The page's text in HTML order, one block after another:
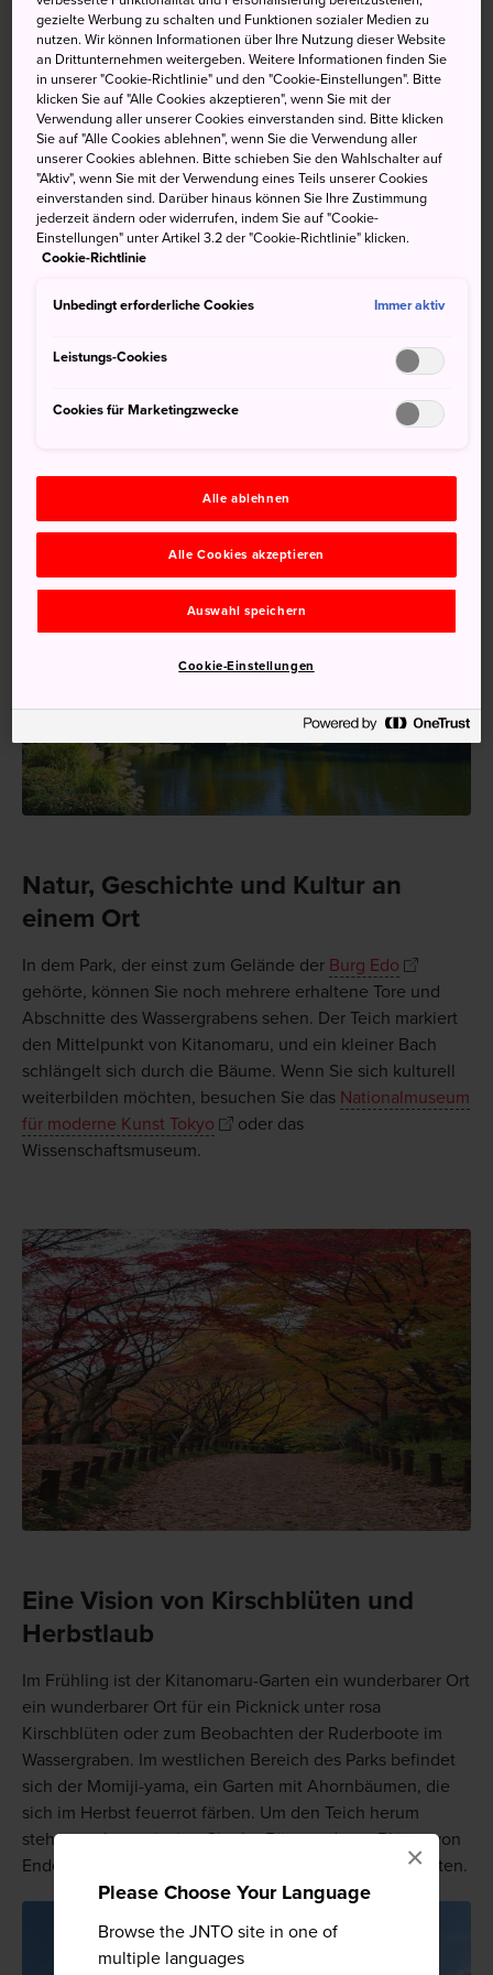
Please Choose Your Language
Browse the JNTO site in one of
multiple languages
×
mächtigen Tokugawa-Clans befand, ist ein wahres
Paradies für Spaziergänger, Liebespaare und Touristen,
seit er 1969 der Öffentlichkeit zugänglich gemacht wurde.
In dem Park befinden sich das Nippon Budokan, das als
Veranstaltungsort für Kampfsportevents und Konzerte
bekannt ist, und unweit davon dasNationalmuseum für
moderne Kunst Tokyo
sowie das Nationale Showa
Memorial Museum.
aus durch das Tayasumon-Tor in den Park. Dieses Tor ist
Kudanshita an den U-Bahnlinien Tozai, Hanzomon und
Natur, Geschichte und Kultur an
einem Ort
In dem Park, der einst zum Gelände der Burg Edo
gehörte, können Sie noch mehrere erhaltene Tore und
Abschnitte des Wassergrabens sehen. Der Teich markiert
den Mittelpunkt von Kitanomaru, und ein kleiner Bach
schlängelt sich durch die Bäume. Wenn Sie sich kulturell
weiterbilden möchten, besuchen Sie das Nationalmuseum
für moderne Kunst Tokyo
oder das
Wissenschaftsmuseum.
Eine Vision von Kirschblüten und
Herbstlaub
Im Frühling ist der Kitanomaru-Garten ein wunderbarer Ort
ein wunderbarer Ort für ein Picknick unter rosa
Kirschblüten oder zum Beobachten der Ruderboote im
Wassergraben. Im westlichen Bereich des Parks befindet
sich der Momiji-yama, ein Garten mit Ahornbäumen, die
sich im Herbst feuerrot färben. Um den Teich herum
stehen mehrere riesige Gingko-Bäume, deren Blätter von
Ende November bis Anfang Dezember goldgelb leuchten.
gezielte Werbung zu schalten und Funktionen sozialer Medien zu
nutzen. Wir können Informationen über Ihre Nutzung dieser Website
an Drittunternehmen weitergeben. Weitere Informationen finden Sie
in unserer "Cookie-Richtlinie" und den "Cookie-Einstellungen". Bitte
klicken Sie auf "Alle Cookies akzeptieren", wenn Sie mit der
Verwendung aller unserer Cookies einverstanden sind. Bitte klicken
Sie auf "Alle Cookies ablehnen", wenn Sie die Verwendung aller
unserer Cookies ablehnen. Bitte schieben Sie den Wahlschalter auf
"Aktiv", wenn Sie mit der Verwendung eines Teils unserer Cookies
einverstanden sind. Darüber hinaus können Sie Ihre Zustimmung
jederzeit ändern oder widerrufen, indem Sie auf "Cookie-
Einstellungen" unter Artikel 3.2 der "Cookie-Richtlinie" klicken.
Cookie-Richtlinie
Unbedingt erforderliche Cookies Immer aktiv
Leistungs-Cookies
Cookies für Marketingzwecke
Alle ablehnen
Alle Cookies akzeptieren
Auswahl speichern
Cookie-Einstellungen